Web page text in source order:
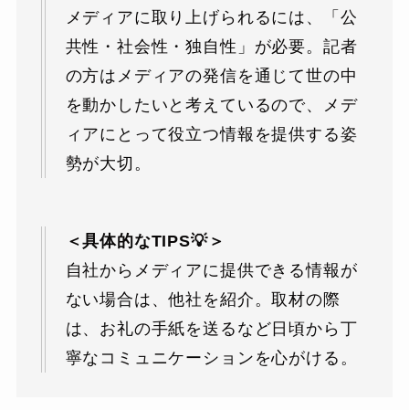
メディアに取り上げられるには、「公
共性・社会性・独自性」が必要。記者
の方はメディアの発信を通じて世の中
を動かしたいと考えているので、メデ
ィアにとって役立つ情報を提供する姿
勢が大切。
＜具体的なTIPS💡＞
自社からメディアに提供できる情報が
ない場合は、他社を紹介。取材の際
は、お礼の手紙を送るなど日頃から丁
寧なコミュニケーションを心がける。